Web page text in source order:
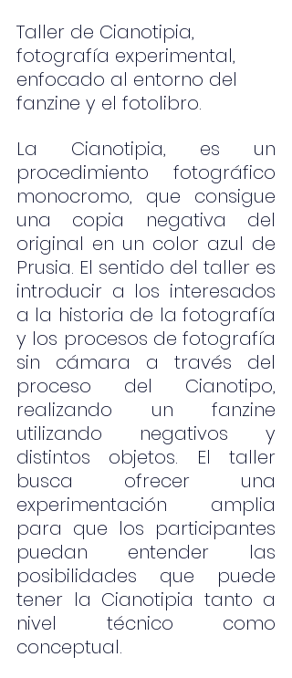
Taller de Cianotipia,
fotografía experimental,
enfocado al entorno del
fanzine y el fotolibro.
La Cianotipia, es un
procedimiento fotográfico
monocromo, que consigue
una copia negativa del
original en un color azul de
Prusia. El sentido del taller es
introducir a los interesados
a la historia de la fotografía
y los procesos de fotografía
sin cámara a través del
proceso del Cianotipo,
realizando un fanzine
utilizando negativos y
distintos objetos. El taller
busca ofrecer una
experimentación amplia
para que los participantes
puedan entender las
posibilidades que puede
tener la Cianotipia tanto a
nivel técnico como
conceptual.